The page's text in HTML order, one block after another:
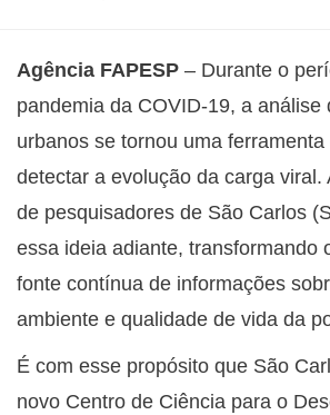
Agência FAPESP – Durante o
pandemia da COVID-19, a análise
urbanos se tornou uma
detectar a evolução da carga viral.
de pesquisadores de São Carlos
essa ideia adiante, transformando
fonte contínua de informações
ambiente e qualidade de vida da
É com esse propósito que São
novo Centro de Ciência para o